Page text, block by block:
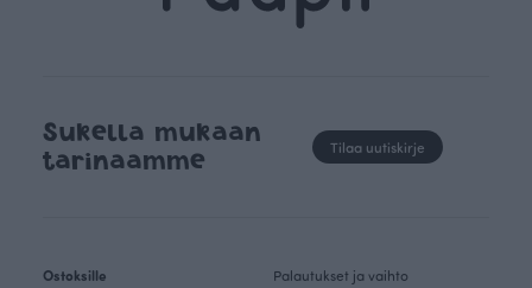
Sukella mukaan
tarinaamme
Tilaa uutiskirje
Ostoksille
Palautukset ja vaihto